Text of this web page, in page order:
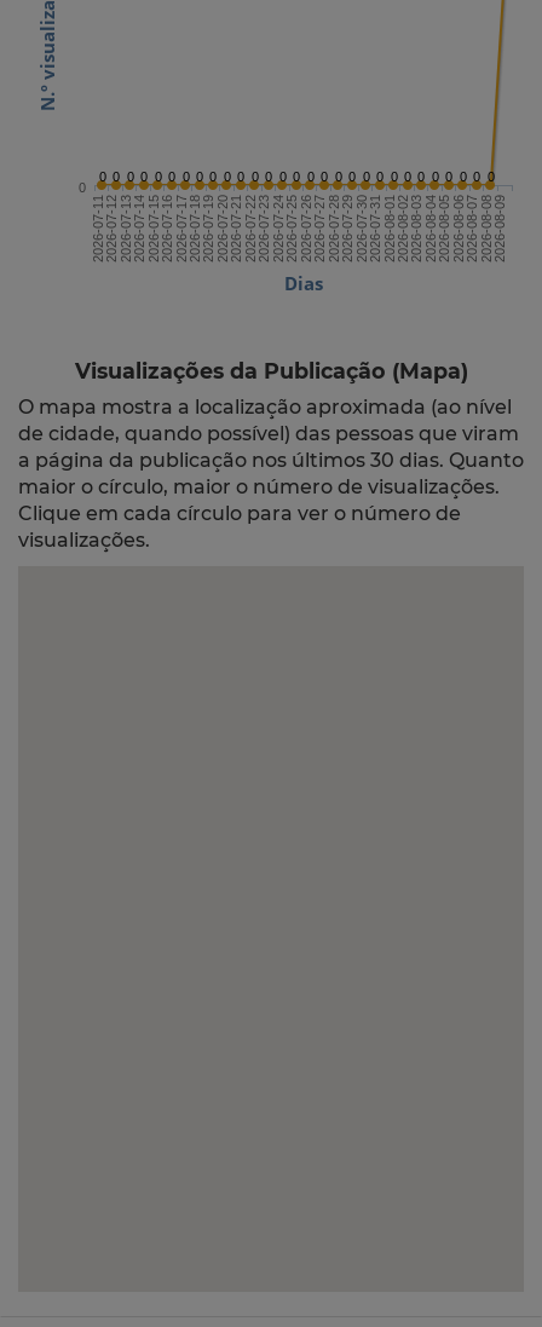
Dias
0 0 0 0 0 0 0 0 0 0 0 0 0 0 0 0 0 0 0 0 0 0 0 0 0 0 0 0 0
2026-07-112026-07-122026-07-132026-07-142026-07-152026-07-162026-07-172026-07-182026-07-192026-07-202026-07-212026-07-222026-07-232026-07-242026-07-252026-07-262026-07-272026-07-282026-07-292026-07-302026-07-312026-08-012026-08-022026-08-032026-08-042026-08-052026-08-062026-08-072026-08-082026-08-09
0
Visualizações da Publicação (Mapa)
O mapa mostra a localização aproximada (ao nível
de cidade, quando possível) das pessoas que viram
a página da publicação nos últimos 30 dias. Quanto
maior o círculo, maior o número de visualizações.
Clique em cada círculo para ver o número de
visualizações.